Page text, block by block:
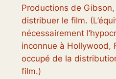
Productions de
distribuer le film.
nécessairement
inconnue à Hollywood,
occupé de la
film.)